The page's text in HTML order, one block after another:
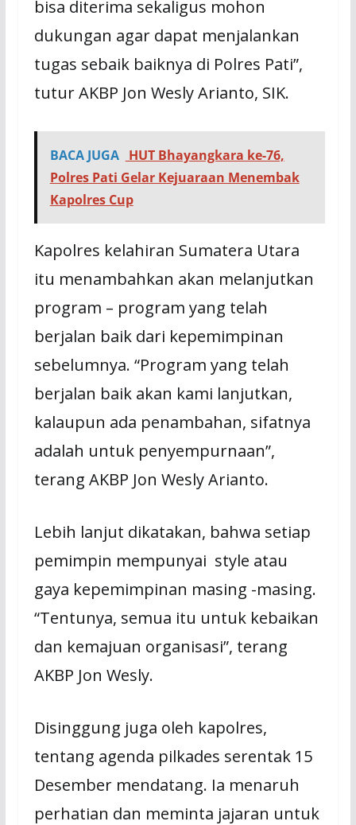
bisa diterima sekaligus mohon
dukungan agar dapat menjalankan
tugas sebaik baiknya di Polres Pati”,
tutur AKBP Jon Wesly Arianto, SIK.
BACA JUGA
HUT Bhayangkara ke-76,
Polres Pati Gelar Kejuaraan Menembak
Kapolres Cup
Kapolres kelahiran Sumatera Utara
itu menambahkan akan melanjutkan
program – program yang telah
berjalan baik dari kepemimpinan
sebelumnya. “Program yang telah
berjalan baik akan kami lanjutkan,
kalaupun ada penambahan, sifatnya
adalah untuk penyempurnaan”,
terang AKBP Jon Wesly Arianto.
Lebih lanjut dikatakan, bahwa setiap
pemimpin mempunyai style atau
gaya kepemimpinan masing -masing.
“Tentunya, semua itu untuk kebaikan
dan kemajuan organisasi”, terang
AKBP Jon Wesly.
Disinggung juga oleh kapolres,
tentang agenda pilkades serentak 15
Desember mendatang. Ia menaruh
perhatian dan meminta jajaran untuk